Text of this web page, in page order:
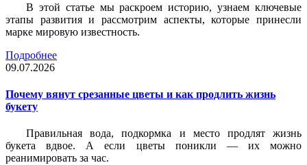
В этой статье мы раскроем историю, узнаем ключевые
этапы развития и рассмотрим аспекты, которые принесли
марке мировую известность.
Подробнее
09.07.2026
Почему вянут срезанные цветы и как продлить жизнь
букету
Правильная вода, подкормка и место продлят жизнь
букета вдвое. А если цветы поникли — их можно
реанимировать за час.